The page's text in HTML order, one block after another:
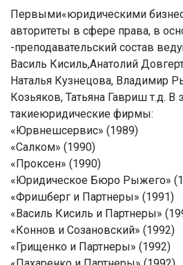
Первыми«юридическими
авторитеты в сфере права, в
-преподавательский состав
Василь Кисиль,Анатолий
Наталья Кузнецова, Владимир
Козьяков, Татьяна Гавриш т.д. В
такиеюридические фирмы:
«Юрвнешсервис» (1989)
«Салком» (1990)
«Проксен» (1990)
«Юридическое Бюро Рыжего»
«Фришберг и Партнеры» (1991)
«Василь Кисиль и Партнеры»
«Коннов и Созановский» (1992)
«Грищенко и Партнеры» (1992)